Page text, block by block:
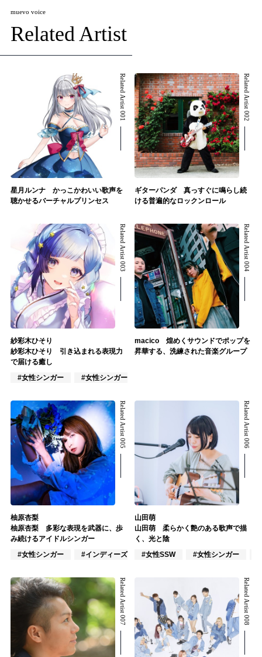
muevo voice
Related Artist
Related Artist 001
星月ルンナ かっこかわいい歌声を
聴かせるバーチャルプリンセス
Related Artist 002
ギターパンダ 真っすぐに鳴らし続
ける普遍的なロックンロール
Related Artist 003
紗彩木ひそり
紗彩木ひそり 引き込まれる表現力
で届ける癒し
#女性シンガー
#女性シンガーグループ
Related Artist 004
macico 煌めくサウンドでポップを
昇華する、洗練された音楽グループ
Related Artist 005
柚原杏梨
柚原杏梨 多彩な表現を武器に、歩
み続けるアイドルシンガー
#女性シンガー
#インディーズ #女性アイドル
Related Artist 006
山田萌
山田萌 柔らかく艶のある歌声で描
く、光と陰
#女性SSW
#女性シンガー
Related Artist 007 Related Artist 008